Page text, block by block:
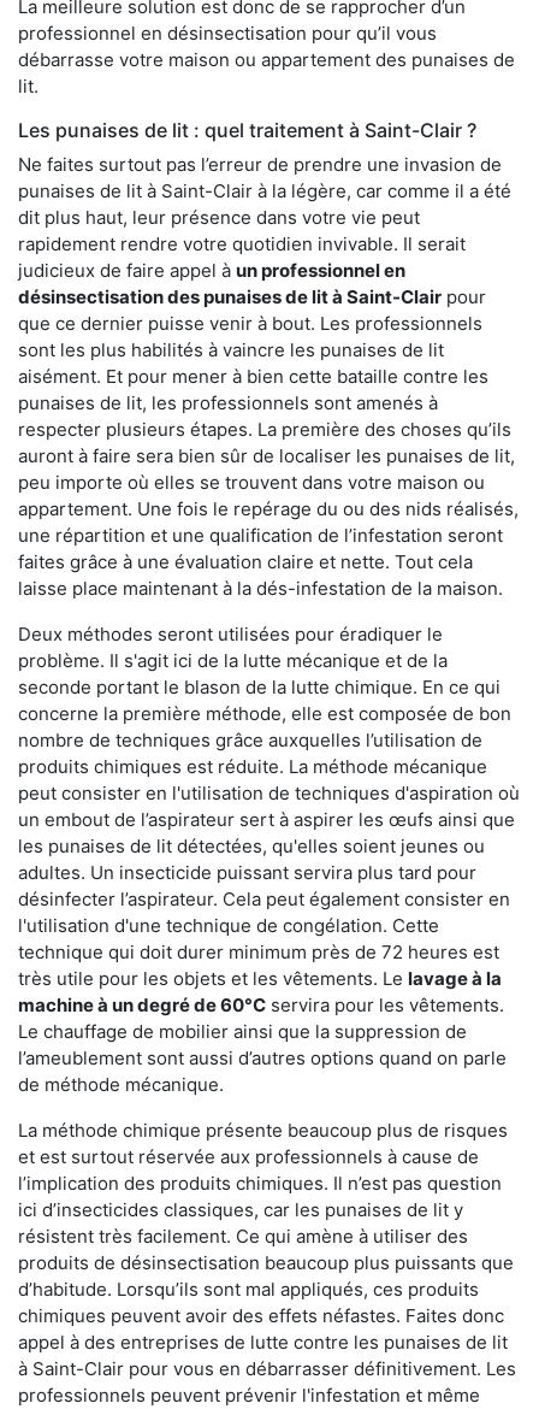
La meilleure solution est donc de se rapprocher d’un
professionnel en désinsectisation pour qu’il vous
débarrasse votre maison ou appartement des punaises de
lit.
Les punaises de lit : quel traitement à Saint-Clair ?
Ne faites surtout pas l’erreur de prendre une invasion de
punaises de lit à Saint-Clair à la légère, car comme il a été
dit plus haut, leur présence dans votre vie peut
rapidement rendre votre quotidien invivable. Il serait
judicieux de faire appel à un professionnel en
désinsectisation des punaises de lit à Saint-Clair pour
que ce dernier puisse venir à bout. Les professionnels
sont les plus habilités à vaincre les punaises de lit
aisément. Et pour mener à bien cette bataille contre les
punaises de lit, les professionnels sont amenés à
respecter plusieurs étapes. La première des choses qu’ils
auront à faire sera bien sûr de localiser les punaises de lit,
peu importe où elles se trouvent dans votre maison ou
appartement. Une fois le repérage du ou des nids réalisés,
une répartition et une qualification de l’infestation seront
faites grâce à une évaluation claire et nette. Tout cela
laisse place maintenant à la dés-infestation de la maison.
Deux méthodes seront utilisées pour éradiquer le
problème. Il s'agit ici de la lutte mécanique et de la
seconde portant le blason de la lutte chimique. En ce qui
concerne la première méthode, elle est composée de bon
nombre de techniques grâce auxquelles l’utilisation de
produits chimiques est réduite. La méthode mécanique
peut consister en l'utilisation de techniques d'aspiration où
un embout de l’aspirateur sert à aspirer les œufs ainsi que
les punaises de lit détectées, qu'elles soient jeunes ou
adultes. Un insecticide puissant servira plus tard pour
désinfecter l’aspirateur. Cela peut également consister en
l'utilisation d'une technique de congélation. Cette
technique qui doit durer minimum près de 72 heures est
très utile pour les objets et les vêtements. Le lavage à la
machine à un degré de 60°C servira pour les vêtements.
Le chauffage de mobilier ainsi que la suppression de
l’ameublement sont aussi d’autres options quand on parle
de méthode mécanique.
La méthode chimique présente beaucoup plus de risques
et est surtout réservée aux professionnels à cause de
l’implication des produits chimiques. Il n’est pas question
ici d’insecticides classiques, car les punaises de lit y
résistent très facilement. Ce qui amène à utiliser des
produits de désinsectisation beaucoup plus puissants que
d’habitude. Lorsqu’ils sont mal appliqués, ces produits
chimiques peuvent avoir des effets néfastes. Faites donc
appel à des entreprises de lutte contre les punaises de lit
à Saint-Clair pour vous en débarrasser définitivement. Les
professionnels peuvent prévenir l'infestation et même